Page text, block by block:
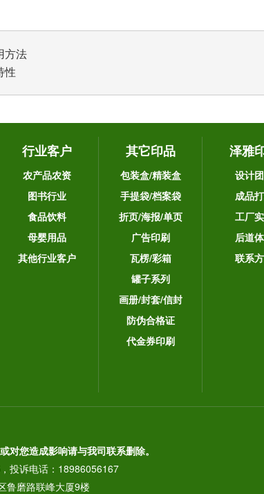
方法
性
行业客户
农产品农资
图书行业
食品饮料
母婴用品
其他行业客户
其它印品
包装盒/精装盒
手提袋/档案袋
折页/海报/单页
广告印刷
瓦楞/彩箱
罐子系列
画册/封套/信封
防伪合格证
代金券印刷
泽雅
设计
成品
工厂
后道
联系
对您造成影响请与我司联系删除。
投诉电话：18986056167
鲁磨路联峰大厦9楼